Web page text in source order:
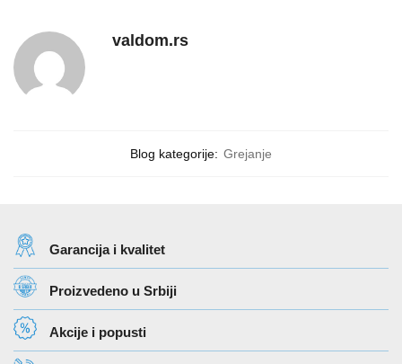
valdom.rs
Blog kategorije: Grejanje
Garancija i kvalitet
Proizvedeno u Srbiji
Akcije i popusti